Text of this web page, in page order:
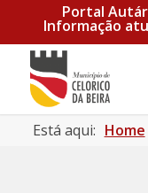
Portal
Informação
Está aqui: Home